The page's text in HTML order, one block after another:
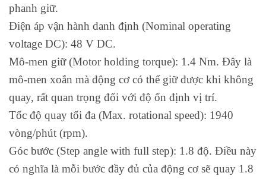
phanh giữ.
Điện áp vận hành danh định (Nominal operating
voltage DC): 48 V DC.
Mô-men giữ (Motor holding torque): 1.4 Nm. Đây là
mô-men xoắn mà động cơ có thể giữ được khi không
quay, rất quan trọng đối với độ ổn định vị trí.
Tốc độ quay tối đa (Max. rotational speed): 1940
vòng/phút (rpm).
Góc bước (Step angle with full step): 1.8 độ. Điều này
có nghĩa là mỗi bước đầy đủ của động cơ sẽ quay 1.8